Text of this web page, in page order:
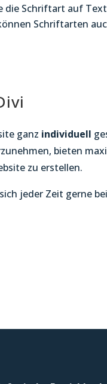
die Schriftart auf
Schriftarten
ganz individuell
bieten
zu erstellen.
jeder Zeit gerne